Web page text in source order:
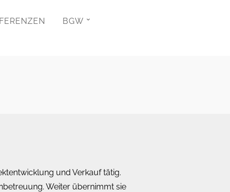
BGW
und Verkauf tätig.
Weiter übernimmt sie